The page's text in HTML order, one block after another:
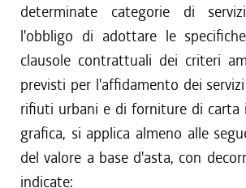
determinate categorie di
l'obbligo di adottare le
clausole contrattuali dei criteri
previsti per l'affidamento dei
rifiuti urbani e di forniture di carta
grafica, si applica almeno alle
del valore a base d'asta, con
indicate: